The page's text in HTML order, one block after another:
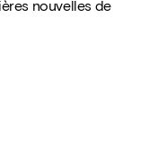
nouvelles de